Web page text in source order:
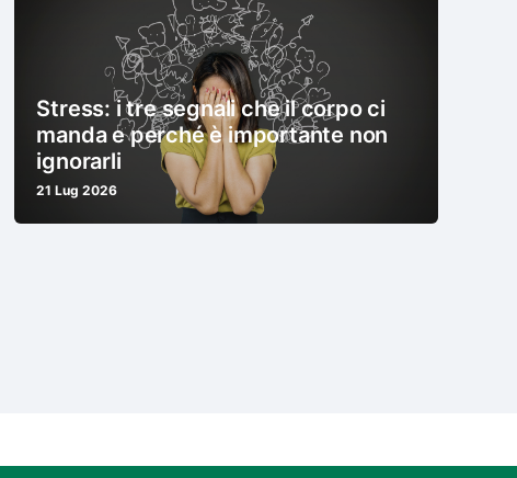
Stress: i tre segnali che il corpo ci
manda e perché è importante non
ignorarli
21 Lug 2026